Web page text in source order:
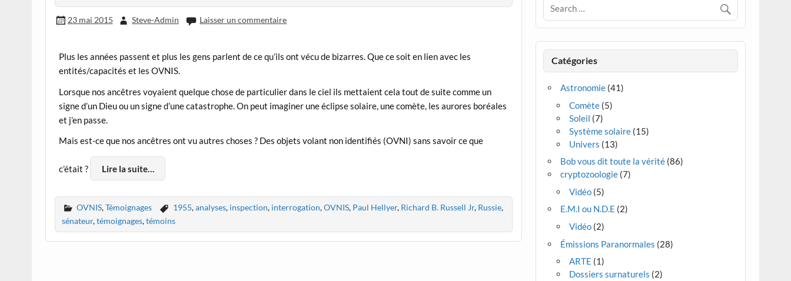
23 mai 2015 Steve-Admin Laisser un commentaire
Plus les années passent et plus les gens parlent de ce qu’ils ont vécu de bizarres. Que ce soit en lien avec les
entités/capacités et les OVNIS.
Lorsque nos ancêtres voyaient quelque chose de particulier dans le ciel ils mettaient cela tout de suite comme un
signe d’un Dieu ou un signe d’une catastrophe. On peut imaginer une éclipse solaire, une comète, les aurores boréales
et j’en passe.
Mais est-ce que nos ancêtres ont vu autres choses ? Des objets volant non identifiés (OVNI) sans savoir ce que
c’était ? Lire la suite…
OVNIS,Témoignages 1955,analyses, inspection, interrogation,OVNIS, Paul Hellyer, Richard B. Russell Jr, Russie,
sénateur,témoignages,témoins
Catégories
Astronomie (41)
Comète (5)
Soleil (7)
Système solaire (15)
Univers (13)
Bob vous dit toute la vérité (86)
cryptozoologie (7)
Vidéo (5)
E.M.I ou N.D.E (2)
Vidéo (2)
Émissions Paranormales (28)
ARTE (1)
Dossiers surnaturels (2)